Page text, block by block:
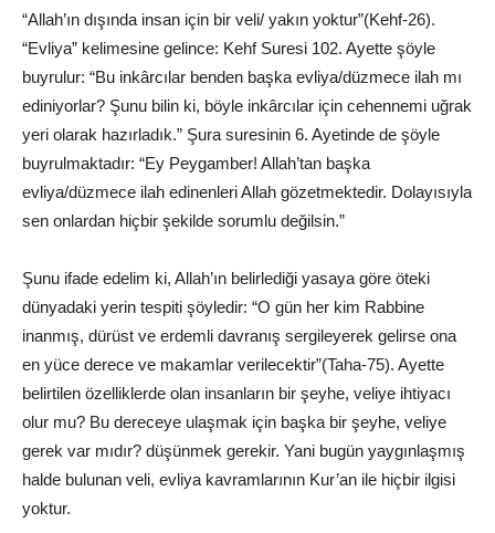
“Allah’ın dışında insan için bir veli/ yakın yoktur”(Kehf-26).
“Evliya” kelimesine gelince: Kehf Suresi 102. Ayette şöyle
buyrulur: “Bu inkârcılar benden başka evliya/düzmece ilah mı
ediniyorlar? Şunu bilin ki, böyle inkârcılar için cehennemi uğrak
yeri olarak hazırladık.” Şura suresinin 6. Ayetinde de şöyle
buyrulmaktadır: “Ey Peygamber! Allah’tan başka
evliya/düzmece ilah edinenleri Allah gözetmektedir. Dolayısıyla
sen onlardan hiçbir şekilde sorumlu değilsin.”
Şunu ifade edelim ki, Allah’ın belirlediği yasaya göre öteki
dünyadaki yerin tespiti şöyledir: “O gün her kim Rabbine
inanmış, dürüst ve erdemli davranış sergileyerek gelirse ona
en yüce derece ve makamlar verilecektir”(Taha-75). Ayette
belirtilen özelliklerde olan insanların bir şeyhe, veliye ihtiyacı
olur mu? Bu dereceye ulaşmak için başka bir şeyhe, veliye
gerek var mıdır? düşünmek gerekir. Yani bugün yaygınlaşmış
halde bulunan veli, evliya kavramlarının Kur’an ile hiçbir ilgisi
yoktur.